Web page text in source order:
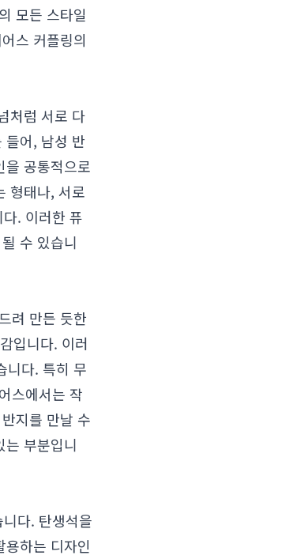
모든 스타일
스 커플링의
처럼 서로 다
들어, 남성 반
공통적으로
형태나, 서로
. 이러한 퓨
수 있습니
려 만든 듯한
입니다. 이러
니다. 특히 무
스에서는 작
지를 만날 수
부분입니
다. 탄생석을
하는 디자인